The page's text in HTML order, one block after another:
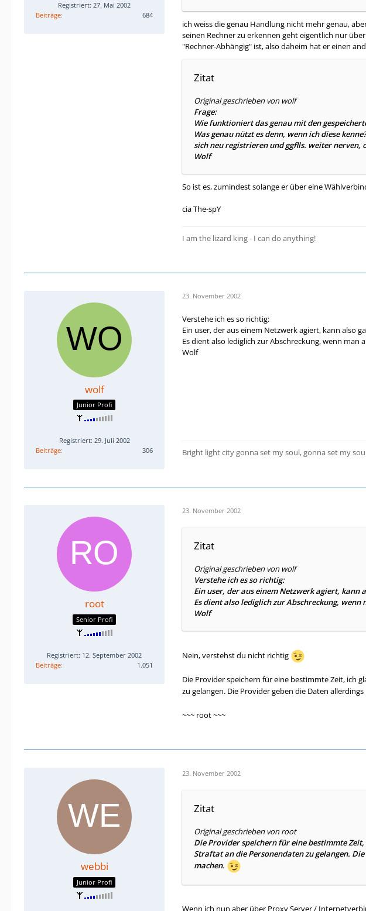
Registriert: 27. Mai 2002
Beiträge
684
ich weiss die genau Handlung nicht mehr genau,
seinen Rechner zu erkennen geht eigentlich nur
"Rechner-Abhängig" ist, also daheim hat er einen
Zitat
Original geschrieben von wolf
Frage:
Wie funktioniert das genau mit den
Was genau nützt es denn, wenn ich diese
sich neu registrieren und ggflls. weiter nerven,
Wolf
So ist es, zumindest solange er über eine
cia The-spY
I am the lizard king - I can do anything!
wolf
Junior Profi
Registriert: 29. Juli 2002
Beiträge
306
23. November 2002
Verstehe ich es so richtig:
Ein user, der aus einem Netzwerk agiert, kann also
Es dient also lediglich zur Abschreckung, wenn
Wolf
Bright light city gonna set my soul, gonna set my
root
Senior Profi
Registriert: 12. September 2002
Beiträge
1.051
23. November 2002
Zitat
Original geschrieben von wolf
Verstehe ich es so richtig:
Ein user, der aus einem Netzwerk agiert,
Es dient also lediglich zur Abschreckung,
Wolf
Nein, verstehst du nicht richtig
Die Provider speichern für eine bestimmte Zeit, ich
zu gelangen. Die Provider geben die Daten
~~~ root ~~~
webbi
Junior Profi
23. November 2002
Zitat
Original geschrieben von root
Die Provider speichern für eine bestimmte
Straftat an die Personendaten zu gelangen.
machen.
Wenn ich nun aber über Proxy Server /